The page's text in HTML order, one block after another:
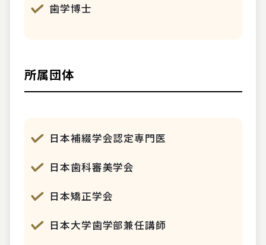
歯学博士
所属団体
日本補綴学会認定専門医
日本歯科審美学会
日本矯正学会
日本大学歯学部兼任講師